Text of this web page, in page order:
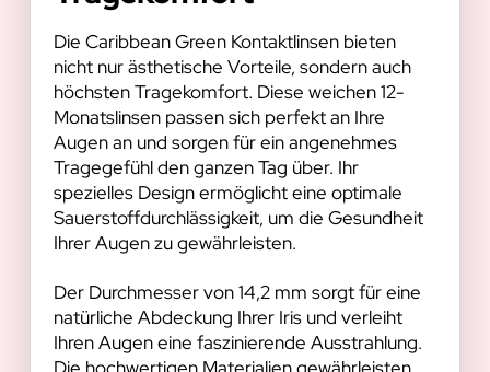
Die Caribbean Green Kontaktlinsen bieten
nicht nur ästhetische Vorteile, sondern auch
höchsten Tragekomfort. Diese weichen 12-
Monatslinsen passen sich perfekt an Ihre
Augen an und sorgen für ein angenehmes
Tragegefühl den ganzen Tag über. Ihr
spezielles Design ermöglicht eine optimale
Sauerstoffdurchlässigkeit, um die Gesundheit
Ihrer Augen zu gewährleisten.
Der Durchmesser von 14,2 mm sorgt für eine
natürliche Abdeckung Ihrer Iris und verleiht
Ihren Augen eine faszinierende Ausstrahlung.